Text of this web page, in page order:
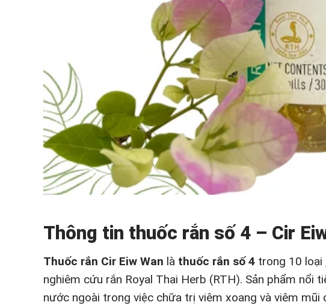
Thông tin thuốc rắn số 4 – Cir
Thuốc rắn Cir Eiw Wan là thuốc rắn số 4 trong 10 loại
nghiêm cứu rắn Royal Thai Herb (RTH). Sản phẩm nổi
nước ngoài trong việc chữa trị viêm xoang và viêm mũi